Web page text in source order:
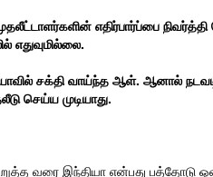
எதிர்பார்ப்பை நிவர்த்தி
எதுவுமில்லை.
சக்தி வாய்ந்த ஆள். ஆனால்
செய்ய முடியாது.
வரை இந்தியா என்பது பத்தோடு